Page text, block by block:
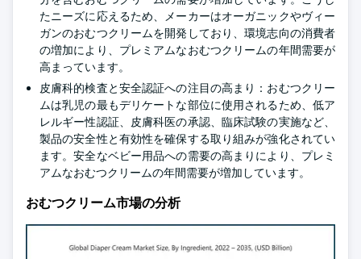
たニーズに応えるため、メーカーはオーガニックやヴィー
ガンのおむつクリームを開発しており、環境志向の消費者
の増加により、プレミアムなおむつクリームの年間需要が
高まっています。
皮膚科的検査と安全認証への注目の高まり：おむつクリー
ムは乳児の最もデリケートな部位に使用されるため、低ア
レルギー性認証、皮膚科医の承認、臨床試験の実施など、
製品の安全性と有効性を確保する取り組みが強化されてい
ます。安全なベビー用品への需要の高まりにより、プレミ
アムなおむつクリームの年間需要が増加しています。
おむつクリーム市場の分析